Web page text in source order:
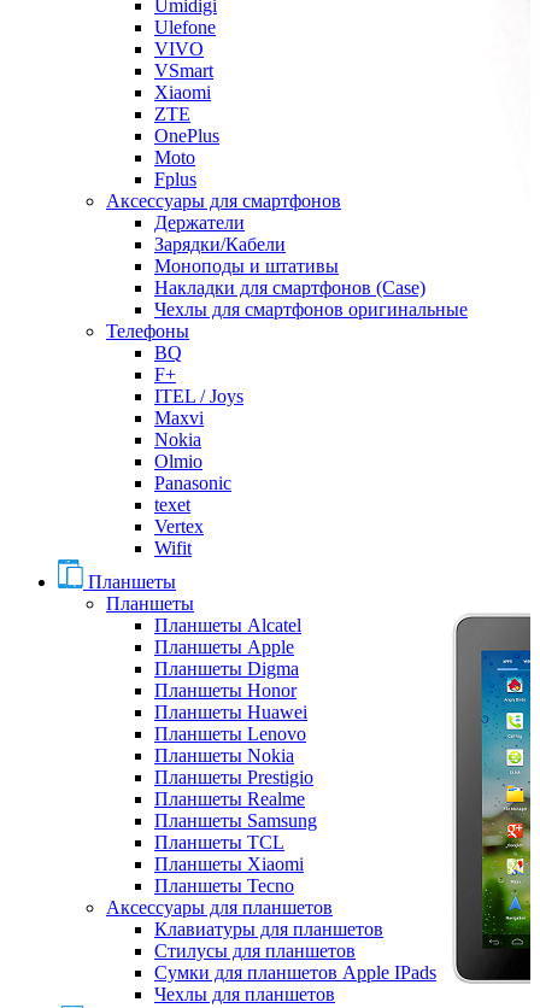
Umidigi
Ulefone
VIVO
VSmart
Xiaomi
ZTE
OnePlus
Moto
Fplus
Аксессуары для смартфонов
Держатели
Зарядки/Кабели
Моноподы и штативы
Накладки для смартфонов (Case)
Чехлы для смартфонов оригинальные
Телефоны
BQ
F+
ITEL / Joys
Maxvi
Nokia
Olmio
Panasonic
texet
Vertex
Wifit
Планшеты
Планшеты
Планшеты Alcatel
Планшеты Apple
Планшеты Digma
Планшеты Honor
Планшеты Huawei
Планшеты Lenovo
Планшеты Nokia
Планшеты Prestigio
Планшеты Realme
Планшеты Samsung
Планшеты TCL
Планшеты Xiaomi
Планшеты Tecno
Аксессуары для планшетов
Клавиатуры для планшетов
Стилусы для планшетов
Сумки для планшетов Apple IPads
Чехлы для планшетов